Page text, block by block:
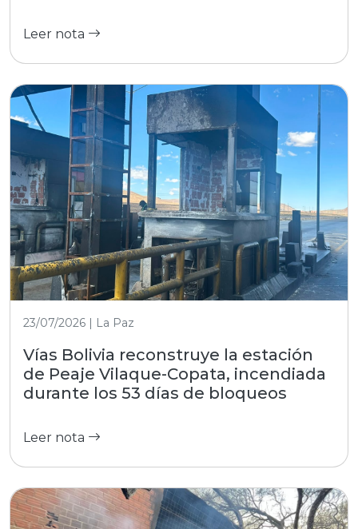
Leer nota
23/07/2026 | La Paz
Vías Bolivia reconstruye la estación
de Peaje Vilaque-Copata, incendiada
durante los 53 días de bloqueos
Leer nota